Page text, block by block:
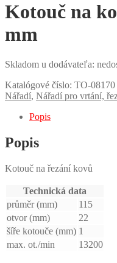
Kotouč na
mm
Skladom u dodávateľa:
Katalógové číslo: TO-08170
Nářadí, Nářadí pro vrtání,
Popis
Popis
Kotouč na řezání kovů
Technická data
průměr (mm)
115
otvor (mm)
22
šíře kotouče (mm) 1
max. ot./min
13200